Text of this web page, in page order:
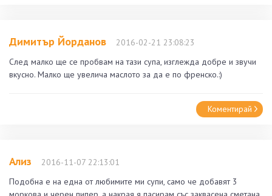
Димитър Йорданов
2016-02-21 23:08:23
След малко ще се пробвам на тази супа, изглежда добре и звучи
вкусно. Малко ще увелича маслото за да е по френско.:)
Коментирай
Ализ
2016-11-07 22:13:01
Подобна е на една от любимите ми супи, само че добавят 3